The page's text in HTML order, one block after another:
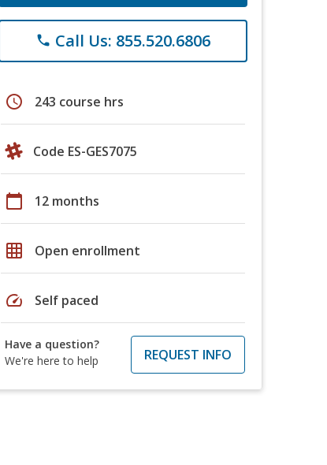
phone Call Us: 855.520.6806
schedule 243 course hrs
Code ES-GES7075
calendar_today 12 months
grid_on Open enrollment
speed Self paced
Have a question?
We're here to help
REQUEST INFO